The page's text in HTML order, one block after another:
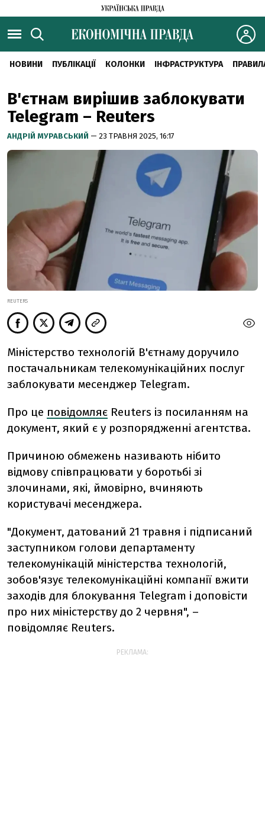
НОВИНИ ПУБЛІКАЦІЇ КОЛОНКИ ІНФРАСТРУКТУРА
В'єтнам вирішив заблокувати
Telegram – Reuters
АНДРІЙ МУРАВСЬКИЙ — 23 ТРАВНЯ 2025, 16:17
REUTERS
Міністерство технологій В'єтнаму доручило
постачальникам телекомунікаційних послуг
заблокувати месенджер Telegram.
Про це повідомляє Reuters із посиланням на
документ, який є у розпорядженні агентства.
Причиною обмежень називають нібито
відмову співпрацювати у боротьбі зі
злочинами, які, ймовірно, вчиняють
користувачі месенджера.
"Документ, датований 21 травня і підписаний
заступником голови департаменту
телекомунікацій міністерства технологій,
зобов'язує телекомунікаційні компанії вжити
заходів для блокування Telegram і доповісти
про них міністерству до 2 червня", –
повідомляє Reuters.
РЕКЛАМА: